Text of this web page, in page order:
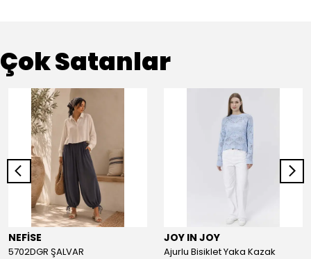
Çok Satanlar
NEFİSE
5702DGR ŞALVAR
JOY IN JOY
Ajurlu Bisiklet Yaka Kazak